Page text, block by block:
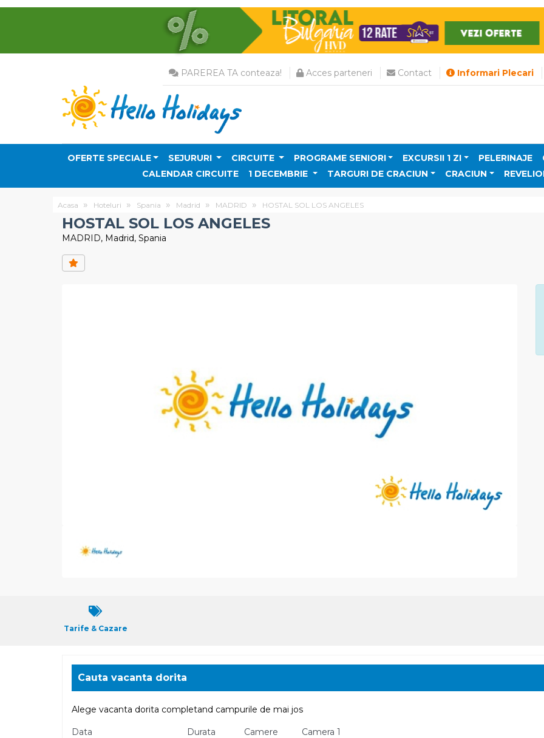
PAREREA TA conteaza! Acces parteneri Contact Informari Plecari
OFERTE SPECIALE SEJURURI CIRCUITE PROGRAME SENIORI EXCURSII 1 ZI PELERINAJE
CALENDAR CIRCUITE
1 DECEMBRIE TARGURI DE CRACIUN CRACIUN
Acasa Hoteluri Spania Madrid MADRID HOSTAL SOL LOS ANGELES
HOSTAL SOL LOS ANGELES
MADRID, Madrid, Spania
Tarife & Cazare
Cauta vacanta dorita
Alege vacanta dorita completand campurile de mai jos
Data
Durata
Camere
Camera1